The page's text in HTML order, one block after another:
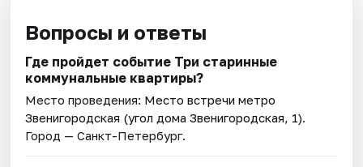
Вопросы и ответы
Где пройдет событие Три старинные
коммунальные квартиры?
Место проведения: Место встречи метро
Звенигородская (угол дома Звенигородская, 1).
Город — Санкт-Петербург.